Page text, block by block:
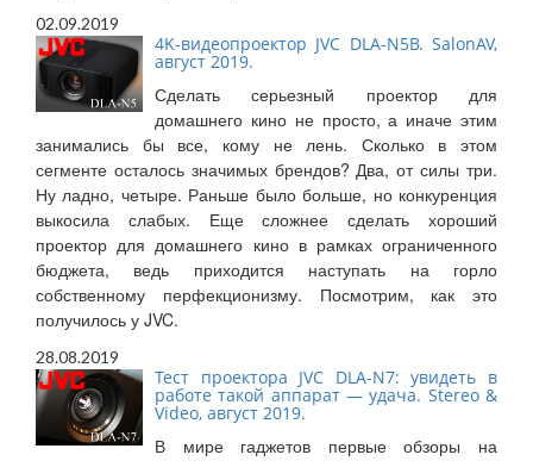
02.09.2019
4K-видеопроектор JVC DLA-N5B. SalonAV,
август 2019.
Сделать серьезный проектор для
домашнего кино не просто, а иначе этим
занимались бы все, кому не лень. Сколько в этом
сегменте осталось значимых брендов? Два, от силы три.
Ну ладно, четыре. Раньше было больше, но конкуренция
выкосила слабых. Еще сложнее сделать хороший
проектор для домашнего кино в рамках ограниченного
бюджета, ведь приходится наступать на горло
собственному перфекционизму. Посмотрим, как это
получилось у JVC.
28.08.2019
Тест проектора JVC DLA-N7: увидеть в
работе такой аппарат — удача. Stereo &
Video, август 2019.
В мире гаджетов первые обзоры на